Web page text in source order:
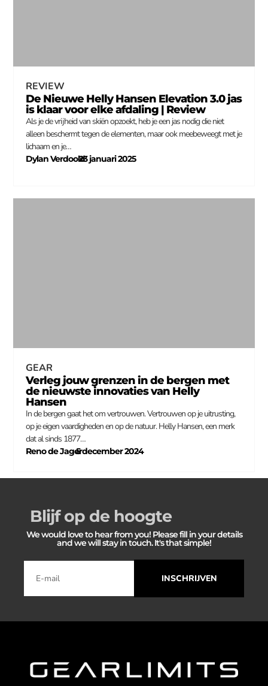
REVIEW
De Nieuwe Helly Hansen Elevation 3.0 jas
is klaar voor elke afdaling | Review
Als je de vrijheid van skiën opzoekt, heb je een jas nodig die niet
alleen beschermt tegen de elementen, maar ook meebeweegt met je
lichaam en je…
Dylan Verdoold
–
23 januari 2025
GEAR
Verleg jouw grenzen in de bergen met
de nieuwste innovaties van Helly
Hansen
In de bergen gaat het om vertrouwen. Vertrouwen op je uitrusting,
op je eigen vaardigheden en op de natuur. Helly Hansen, een merk
dat al sinds 1877…
Reno de Jager
–
5 december 2024
Blijf op de hoogte
We would love to hear from you! Please fill in your details
and we will stay in touch. It's that simple!
INSCHRIJVEN